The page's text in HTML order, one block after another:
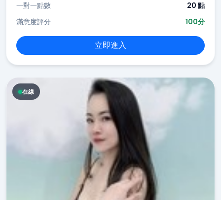
一對一點數
20 點
滿意度評分
100分
立即進入
在線